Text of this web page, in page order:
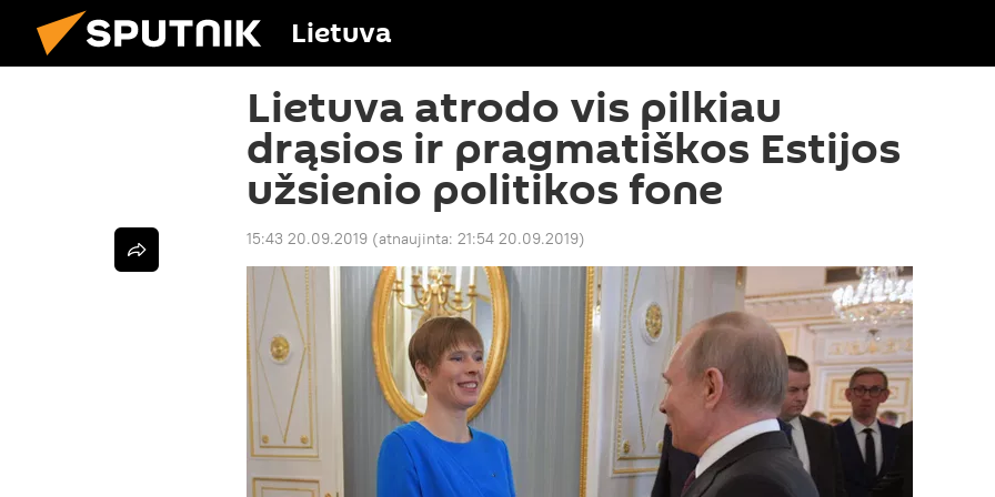
Lietuva
Lietuva atrodo vis pilkiau
drąsios ir pragmatiškos Estijos
užsienio politikos fone
15:43 20.09.2019 (atnaujinta: 21:54 20.09.2019)